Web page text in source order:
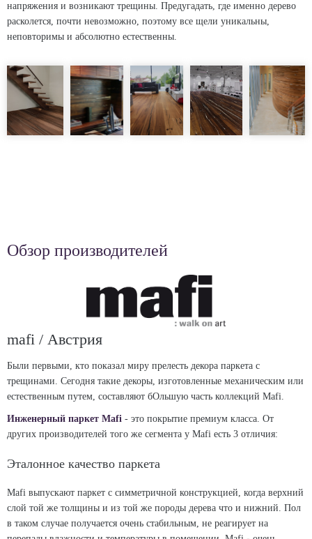
напряжения и возникают трещины. Предугадать, где именно дерево
расколется, почти невозможно, поэтому все щели уникальны,
неповторимы и абсолютно естественны.
Обзор производителей
mafi / Австрия
Были первыми, кто показал миру прелесть декора паркета с
трещинами. Сегодня такие декоры, изготовленные механическим или
естественным путем, составляют бОльшую часть коллекций Mafi.
Инженерный паркет Mafi - это покрытие премиум класса. От
других производителей того же сегмента у Mafi есть 3 отличия:
Эталонное качество паркета
Mafi выпускают паркет с симметричной конструкцией, когда верхний
слой той же толщины и из той же породы дерева что и нижний. Пол
в таком случае получается очень стабильным, не реагирует на